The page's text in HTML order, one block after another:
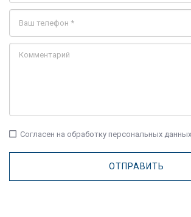
check_box_outline_blank Согласен на обработку персональных